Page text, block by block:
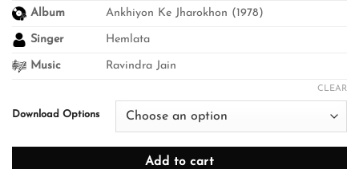
through
Album Ankhiyon Ke Jharokhon (1978)
Singer Hemlata
Music Ravindra Jain
Download Options
CLEAR
Add to cart